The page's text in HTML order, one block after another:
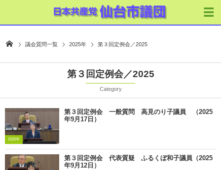
議会質問一覧 2025年 第３回定例会／2025
第３回定例会／2025
Category
2025年
第３回定例会 一般質問 高見のり子議員 （2025
年9月17日）
第３回定例会 代表質疑 ふるくぼ和子議員（2025
年9月12日）